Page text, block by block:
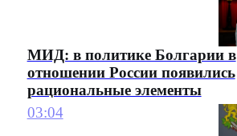
МИД: в политике Болгарии в
отношении России появились
рациональные элементы
03:04